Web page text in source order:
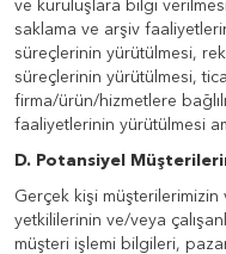
ve kuruluşlara bilgi
saklama ve arşiv
süreçlerinin yürütülmesi,
süreçlerinin yürütülmesi,
firma/ürün/hizmetlere
faaliyetlerinin yürütülmesi
D. Potansiyel
Gerçek kişi
yetkililerinin ve/veya
müşteri işlemi bilgileri,